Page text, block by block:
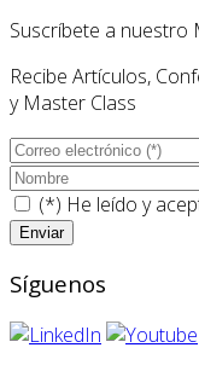
Suscríbete a nuestro
Recibe Artículos,
y Master Class
(*) He leído y
Síguenos